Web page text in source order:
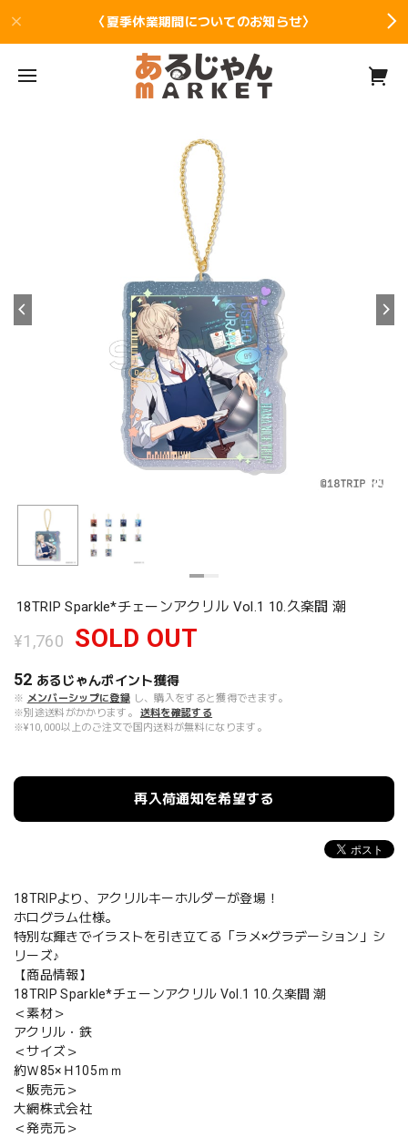
〈夏季休業期間についてのお知らせ〉
18TRIP Sparkle*チェーンアクリル Vol.1 10.久楽間 潮
¥1,760 SOLD OUT
52 あるじゃんポイント獲得
※ メンバーシップに登録 し、購入をすると獲得できます。
※別途送料がかかります。
送料を確認する
※¥10,000以上のご注文で国内送料が無料になります。
再入荷通知を希望する
18TRIPより、アクリルキーホルダーが登場！
ホログラム仕様。
特別な輝きでイラストを引き立てる「ラメ×グラデーション」シ
リーズ♪
【商品情報】
18TRIP Sparkle*チェーンアクリル Vol.1 10.久楽間 潮
＜素材＞
アクリル・鉄
＜サイズ＞
約Ｗ85×Ｈ105ｍｍ
＜販売元＞
大網株式会社
＜発売元＞